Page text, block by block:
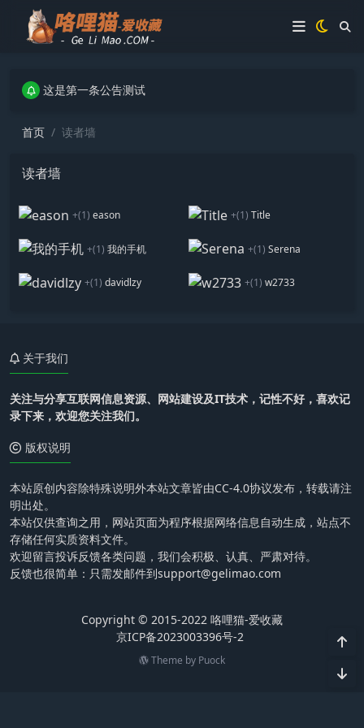
这是第一条公告测试
首页 读者墙
读者墙
+(1) eason +(1) Title
+(1) 我的手机 +(1) Serena
+(1) davidlzy +(1) w2733
关于我们
关注与分享互联网信息资源、网站建设及IT技术，记性不好，喜欢记
录下来，欢迎您关注我们。
版权说明
本站原创内容除特殊说明外本站文章皆由CC-4.0协议发布，转载请注
明出处。
本站仅供查询之用，网站页面为程序根据网络信息自动生成，站点不
存储任何实质资料文件。
欢迎留言投诉反馈各类问题，我们会积极、认真、严肃对待。
反馈也很简单：只需发邮件到support@gelimao.com
Copyright © 2015-2022 咯哩猫-爱收藏
京ICP备2023003396号-2
Theme by Puock